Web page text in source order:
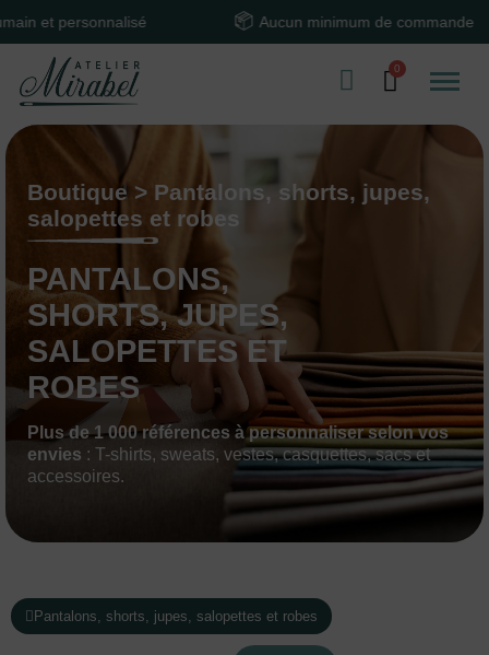
Aucun minimum de commande
Boutique > Pantalons, shorts, jupes,
salopettes et robes
PANTALONS,
SHORTS, JUPES,
SALOPETTES ET
ROBES
Plus de 1 000 références à personnaliser selon vos
envies : T-shirts, sweats, vestes, casquettes, sacs et
accessoires.
Pantalons, shorts, jupes, salopettes et robes